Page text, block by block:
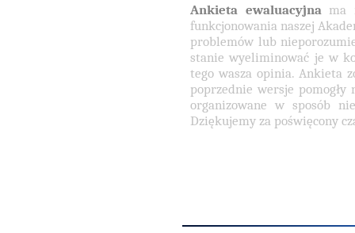
Ankieta ewaluacyjna ma
funkcjonowania naszej
problemów lub
stanie wyeliminować je w
tego wasza opinia. Ankieta
poprzednie wersje pomogły
organizowane w sposób
Dziękujemy za poświęcony